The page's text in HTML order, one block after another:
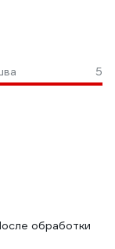
5
обработки